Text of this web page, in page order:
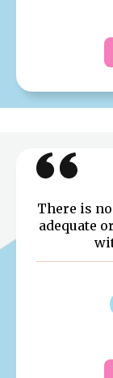
There is
adequate